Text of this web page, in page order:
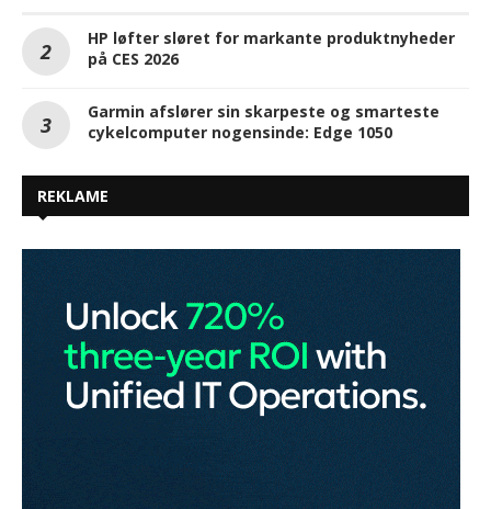
HP løfter sløret for markante produktnyheder
på CES 2026
Garmin afslører sin skarpeste og smarteste
cykelcomputer nogensinde: Edge 1050
REKLAME